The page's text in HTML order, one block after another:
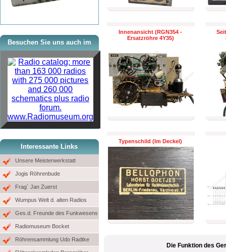
Besuchen Sie uns auch im
www.Radiomuseum.org
Interessante Links
Unsere Meisterwerkstatt
Jogis Röhrenbude
Frag´ Jan Zuerst
Wumpus Welt d. alten Radios
Ges.d. Freunde des Funkwesens
Radiomuseum Bocket
Röhrensammlung Udo Radtke
Innenansicht (RGN354 -
Ersatzröhre 4Y35)
Typenschild (Im Deckel)
Die Funktion des